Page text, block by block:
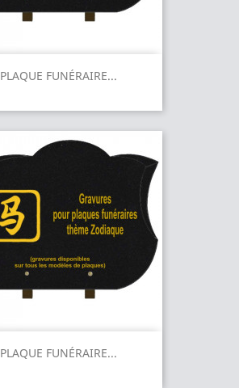
PLAQUE FUNÉRAIRE...
PLAQUE FUNÉRAIRE...